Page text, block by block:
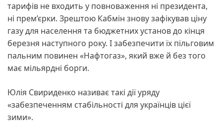
тарифів не входить у повноваження ні президента,
ні прем’єрки. Зрештою Кабмін знову зафікував ціну
газу для населення та бюджетних установ до кінця
березня наступного року. І забезпечити їх пільговим
пальним повинен «Нафтогаз», який вже й без того
має мільярдні борги.
Юлія Свириденко називає такі дії уряду
«забезпеченням стабільності для українців цієї
зими».